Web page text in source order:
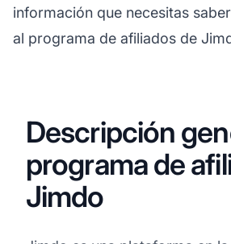
información que necesitas
al programa de afiliados de
Descripción
programa de
Jimdo